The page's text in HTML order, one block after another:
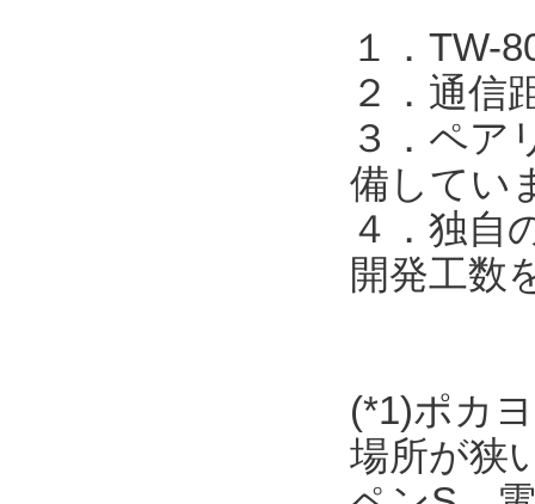
１．TW-
２．通信
３．ペア
備してい
４．独自
開発工数
(*1)ポカ
場所が狭